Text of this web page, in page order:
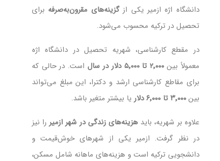
دانشگاه اژه ازمیر یکی ازگزینه‌های مقرون‌به‌صرفه برای
تحصیل در ترکیه محسوب می‌شود.
در مقطع کارشناسی، شهریه تحصیل در دانشگاه اژه
معمولاً بین ۲٬۰۰۰ تا ۵٬۰۰۰ دلار در سال
است. در حالی که
برای مقاطع کارشناسی ارشد و دکترا، این مبلغ می‌تواند
بین۳٬۰۰۰ تا ۶٬۰۰۰ دلار یا بیشتر متغیر باشد.
علاوه بر شهریه، باید هزینه‌های زندگی در شهر ازمیر را نیز
در نظر گرفت. ازمیر یکی از شهرهای خوش‌قیمت و
دانشجویی ترکیه است و هزینه‌های ماهانه شامل مسکن،